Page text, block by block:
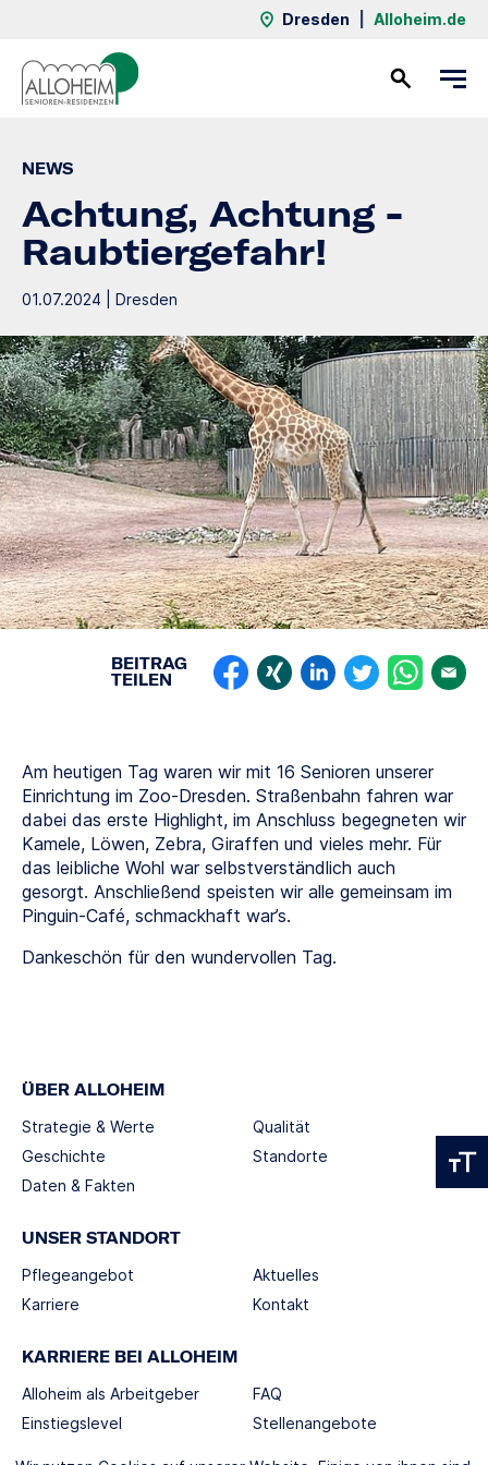
Dresden Alloheim.de
NEWS
Achtung, Achtung -
Raubtiergefahr!
01.07.2024 | Dresden
BEITRAG
TEILEN
Am heutigen Tag waren wir mit 16 Senioren unserer
Einrichtung im Zoo-Dresden. Straßenbahn fahren war
dabei das erste Highlight, im Anschluss begegneten wir
Kamele, Löwen, Zebra, Giraffen und vieles mehr. Für
das leibliche Wohl war selbstverständlich auch
gesorgt. Anschließend speisten wir alle gemeinsam im
Pinguin-Café, schmackhaft war’s.
Dankeschön für den wundervollen Tag.
ÜBER ALLOHEIM
Strategie & Werte
Geschichte
Daten & Fakten
Qualität
Standorte
UNSER STANDORT
Pflegeangebot
Karriere
Aktuelles
Kontakt
KARRIERE BEI ALLOHEIM
Alloheim als Arbeitgeber
Einstiegslevel
FAQ
Stellenangebote